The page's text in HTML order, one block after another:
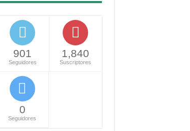
901
Seguidores
1,840
Suscriptores
0
Seguidores